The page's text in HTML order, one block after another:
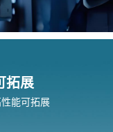
拓展
能可拓展